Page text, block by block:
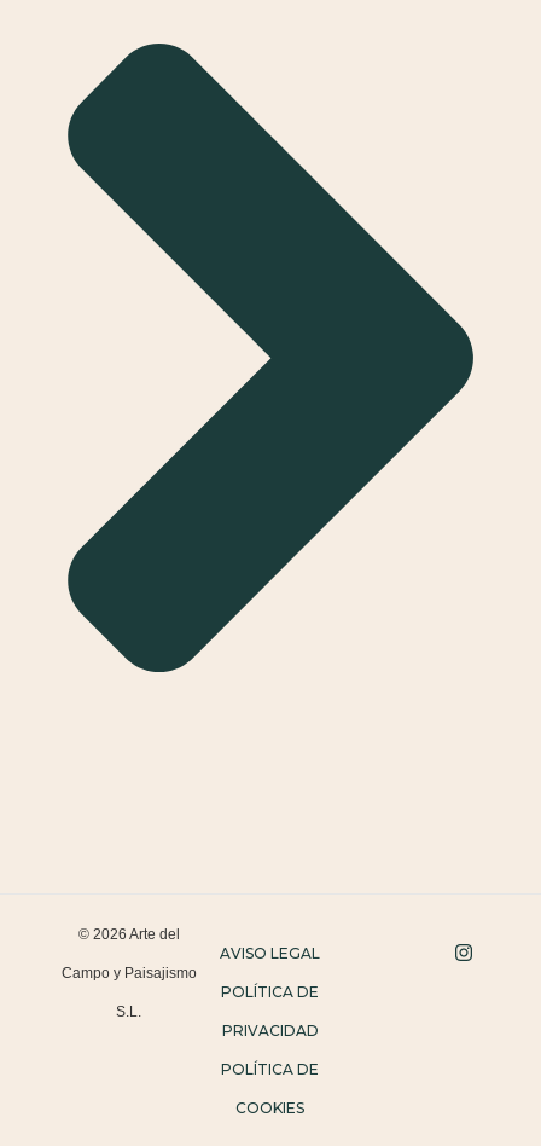
© 2026 Arte del
Campo y Paisajismo
S.L.
AVISO LEGAL
POLÍTICA DE
PRIVACIDAD
POLÍTICA DE
COOKIES